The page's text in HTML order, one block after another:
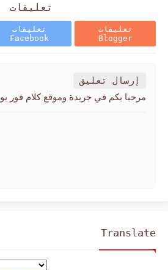
تعليقات
تعليقات
Blogger
تعليقات
Facebook
إرسال تعليق
مرحبا بكم في جريدة وموقع كلام فور يو
Translate